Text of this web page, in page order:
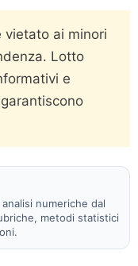
vietato ai minori
Lotto
e
numeriche dal
metodi statistici